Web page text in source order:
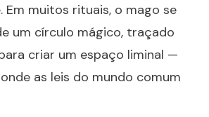
Em muitos rituais, o mago se
um círculo mágico, traçado
criar um espaço liminal —
as leis do mundo comum